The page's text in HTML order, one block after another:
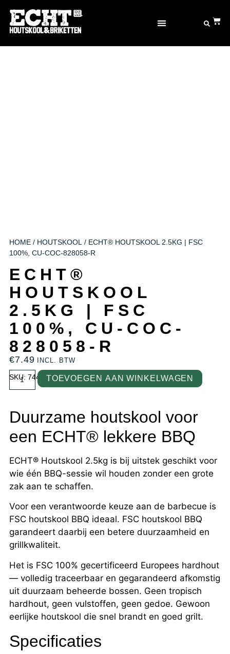
HOME/ HOUTSKOOL / ECHT® HOUTSKOOL 2.5KG | FSC
100%, CU-COC-828058-R
ECHT®
HOUTSKOOL
2.5KG | FSC
100%, CU-COC-
828058-R
€7.49 INCL. BTW
SKU: 74401TOEVOEGEN AAN WINKELWAGEN
Duurzame houtskool voor
een ECHT® lekkere BBQ
ECHT® Houtskool 2.5kg is bij uitstek geschikt voor
wie één BBQ-sessie wil houden zonder een grote
zak aan te schaffen.
Voor een verantwoorde keuze aan de barbecue is
FSC houtskool BBQ ideaal. FSC houtskool BBQ
garandeert daarbij een betere duurzaamheid en
grillkwaliteit.
Het is FSC 100% gecertificeerd Europees hardhout
— volledig traceerbaar en gegarandeerd afkomstig
uit duurzaam beheerde bossen. Geen tropisch
hardhout, geen vulstoffen, geen gedoe. Gewoon
eerlijke houtskool die snel brandt en goed grilt.
Specificaties